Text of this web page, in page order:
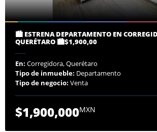
🏙️ ESTRENA DEPARTAMENTO EN
QUERÉTARO 🏙️$1,900,00
En: Corregidora, Querétaro
Tipo de inmueble: Departamento
Tipo de negocio: Venta
$1,900,000MXN